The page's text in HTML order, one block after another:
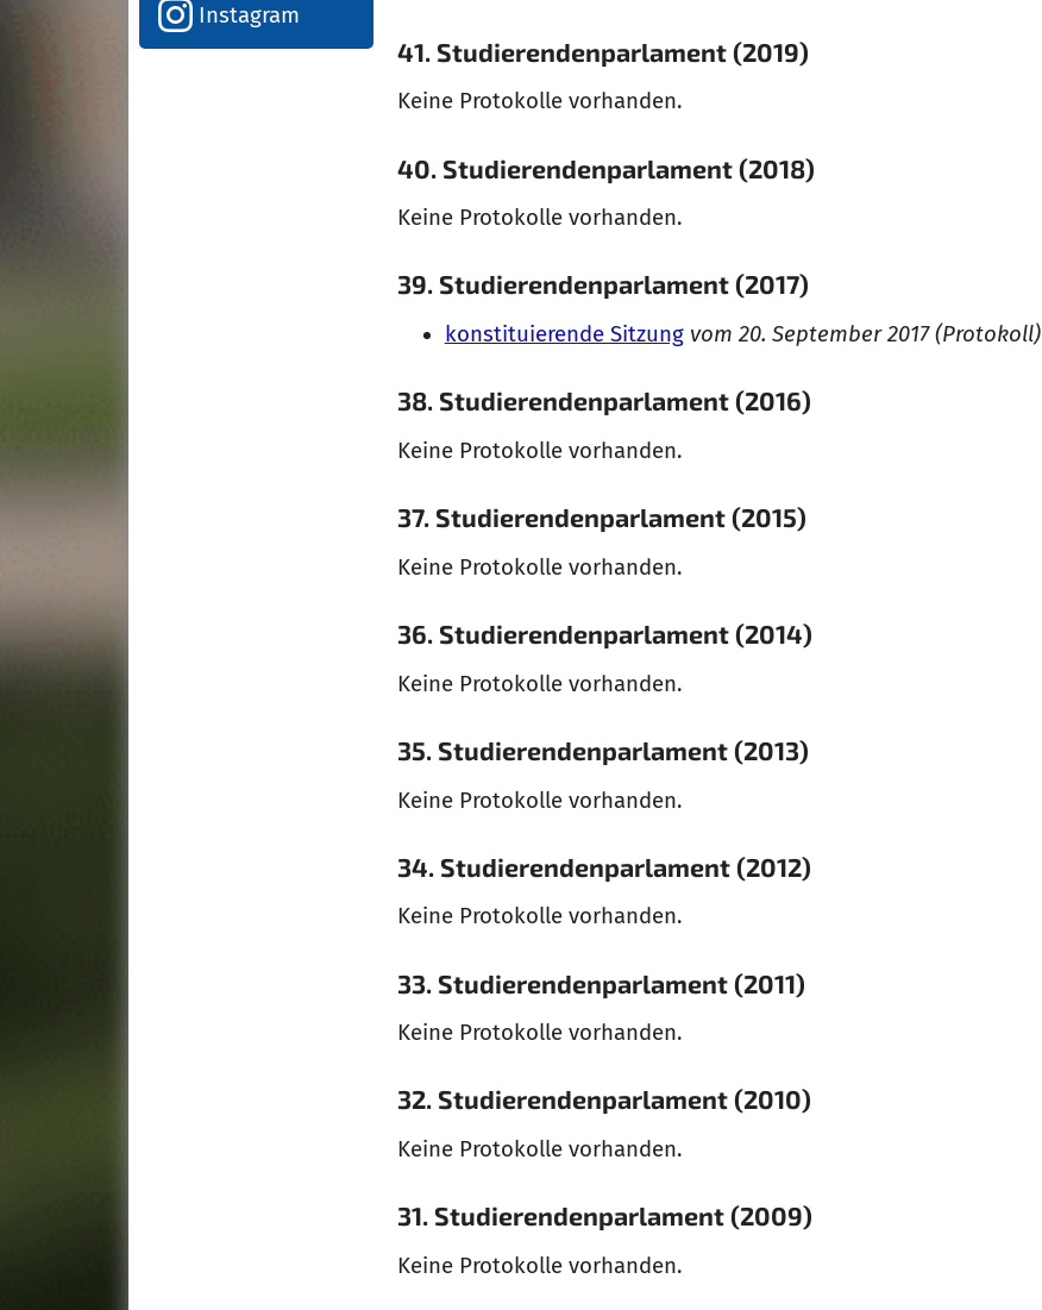
Instagram
41. Studierendenparlament (2019)
Keine Protokolle vorhanden.
40. Studierendenparlament (2018)
Keine Protokolle vorhanden.
39. Studierendenparlament (2017)
konstituierende Sitzung vom 20. September 2017 (Protokoll)
38. Studierendenparlament (2016)
Keine Protokolle vorhanden.
37. Studierendenparlament (2015)
Keine Protokolle vorhanden.
36. Studierendenparlament (2014)
Keine Protokolle vorhanden.
35. Studierendenparlament (2013)
Keine Protokolle vorhanden.
34. Studierendenparlament (2012)
Keine Protokolle vorhanden.
33. Studierendenparlament (2011)
Keine Protokolle vorhanden.
32. Studierendenparlament (2010)
Keine Protokolle vorhanden.
31. Studierendenparlament (2009)
Keine Protokolle vorhanden.